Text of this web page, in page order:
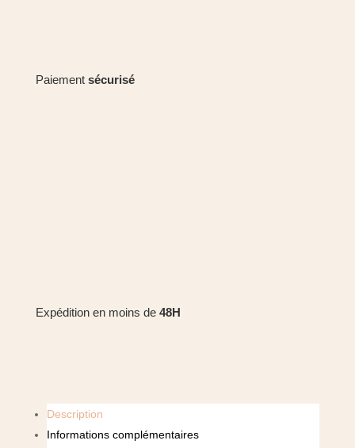
Paiement sécurisé
Expédition en moins de 48H
Description
Informations complémentaires